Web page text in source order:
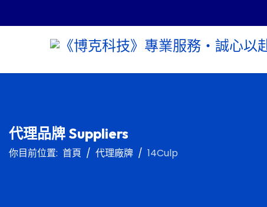
代理品牌 Suppliers
你目前位置: 首頁 代理廠牌 14Culp